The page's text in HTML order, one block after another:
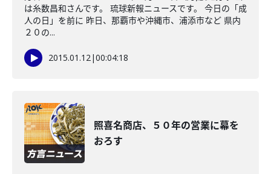
は糸数昌和さんです。 琉球新報ニュースです。 今日の「成
人の日」を前に 昨日、那覇市や沖縄市、浦添市など 県内
２０の...
2015.01.12|00:04:18
照喜名商店、５０年の営業に幕を
おろす